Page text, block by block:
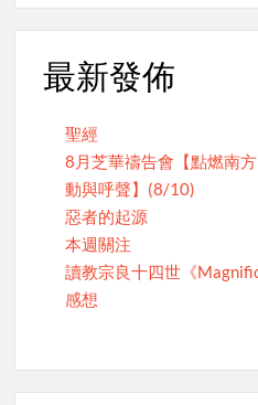
最新發佈
聖經
8月芝華禱告會【點燃南
動與呼聲】(8/10)
惡者的起源
本週關注
讀教宗良十四世《
感想